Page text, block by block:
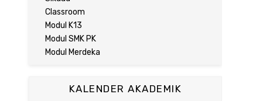
Classroom
Modul K13
Modul SMK PK
Modul Merdeka
KALENDER AKADEMIK